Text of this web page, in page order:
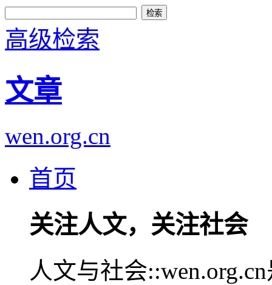
高级检索
文章
wen.org.cn
首页
关注人文，关注社会
人文与社会